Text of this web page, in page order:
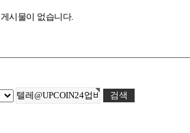
게시물이 없습니다.